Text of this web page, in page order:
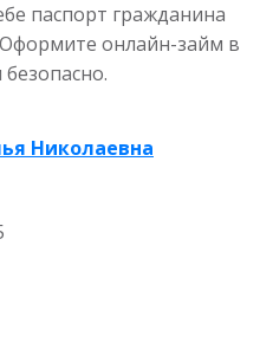
паспорт гражданина
онлайн-займ в
Николаевна